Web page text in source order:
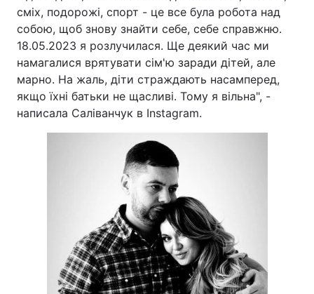
Тема оформлення
сміх, подорожі, спорт - це все була робота над
собою, щоб знову знайти себе, себе справжню.
18.05.2023 я розлучилася. Ще деякий час ми
намагалися врятувати сім'ю заради дітей, але
марно. На жаль, діти страждають насамперед,
якщо їхні батьки не щасливі. Тому я вільна", -
написала Саліванчук в Instagram.